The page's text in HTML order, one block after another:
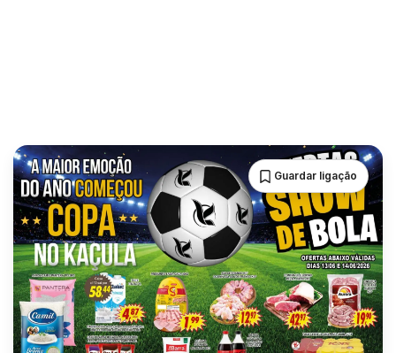
Guardar ligação